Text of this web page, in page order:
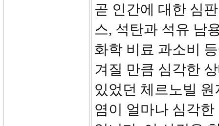
곧 인간에 대한 심
스, 석탄과 석유 남
화학 비료 과소비
겨질 만큼 심각한
있었던 체르노빌
염이 얼마나 심각